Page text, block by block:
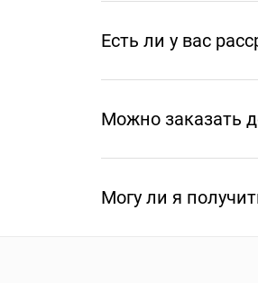
Есть ли у вас
Можно заказать
Могу ли я